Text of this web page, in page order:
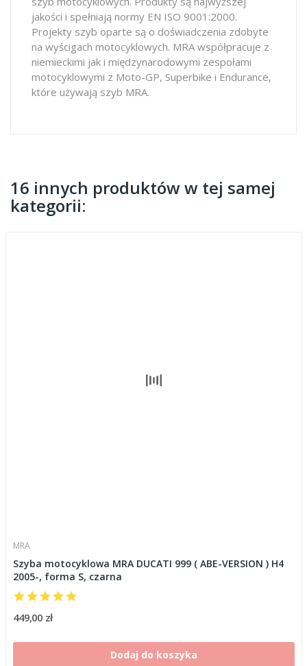
jakości i spełniają normy EN ISO 9001:2000.
Projekty szyb oparte są o doświadczenia zdobyte
na wyścigach motocyklowych. MRA współpracuje z
niemieckimi jak i międzynarodowymi zespołami
motocyklowymi z Moto-GP, Superbike i Endurance,
które używają szyb MRA.
16 innych produktów w tej samej
kategorii:
MRA
Szyba motocyklowa MRA DUCATI 999 ( ABE-VERSION ) H4
2005-, forma S, czarna
449,00 zł
Dodaj do koszyka